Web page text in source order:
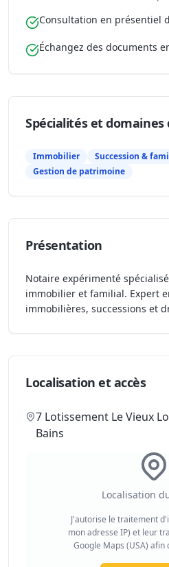
Consultation en présentiel
Échangez des documents
Spécialités et domaines
Immobilier Succession &
Gestion de patrimoine
Présentation
Notaire expérimenté
immobilier et familial. Expert
immobilières, successions et
Localisation et accès
7 Lotissement Le Vieux
Bains
Localisation
J'autorise le traitement
mon adresse IP) et leur
Google Maps (USA)